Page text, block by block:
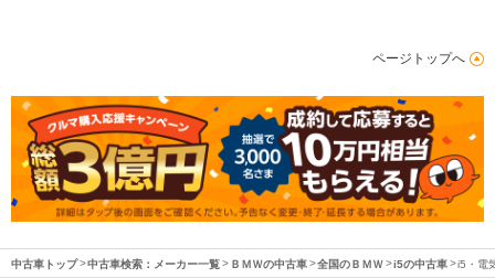
ページトップへ
中古車トップ 中古車検索：メーカー一覧 ＢＭＷの中古車 全国のＢＭＷ i5の中古車 i5・電